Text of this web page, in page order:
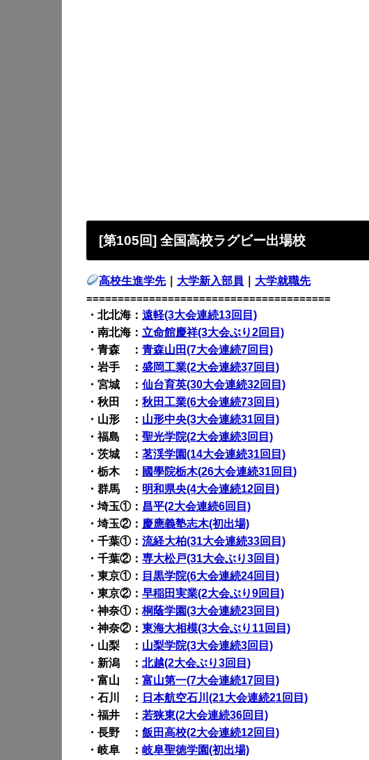
[第105回] 全国高校ラグビー出場校
高校生進学先｜ 大学新入部員 大学就職先
=======================================
・北北海： 遠軽(3大会連続13回目)
・南北海： 立命館慶祥(3大会ぶり2回目)
・青森 ： 青森山田(7大会連続7回目)
・岩手 ： 盛岡工業(2大会連続37回目)
・宮城 ： 仙台育英(30大会連続32回目)
・秋田 ： 秋田工業(6大会連続73回目)
・山形 ： 山形中央(3大会連続31回目)
・福島 ： 聖光学院(2大会連続3回目)
・茨城 ： 茗渓学園(14大会連続31回目)
・栃木 ： 國學院栃木(26大会連続31回目 )
・群馬 ： 明和県央(4大会連続12回目)
・埼玉①： 昌平(2大会連続6回目)
・埼玉②： 慶應義塾志木(初出場)
・千葉①： 流経大柏(31大会連続33回目)
・千葉②： 専大松戸(31大会ぶり3回目)
・東京①： 目黒学院(6大会連続24回目)
・東京②： 早稲田実業(2大会ぶり9回目)
・神奈①： 桐蔭学園(3大会連続23回目)
・神奈②： 東海大相模(3大会ぶり11回目)
・山梨 ： 山梨学院(3大会連続3回目)
・新潟 ： 北越(2大会ぶり3回目)
・富山 ： 富山第一(7大会連続17回目)
・石川 ： 日本航空石川(21大会連続21回目)
・福井 ： 若狭東(2大会連続36回目)
・長野 ： 飯田高校(2大会連続12回目)
・岐阜 ： 岐阜聖徳学園(初出場)